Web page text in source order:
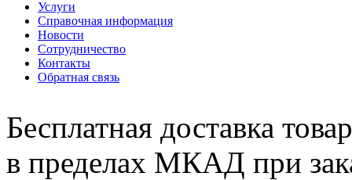
Услуги
Справочная информация
Новости
Сотрудничество
Контакты
Обратная связь
Бесплатная доставка
в пределах МКАД при